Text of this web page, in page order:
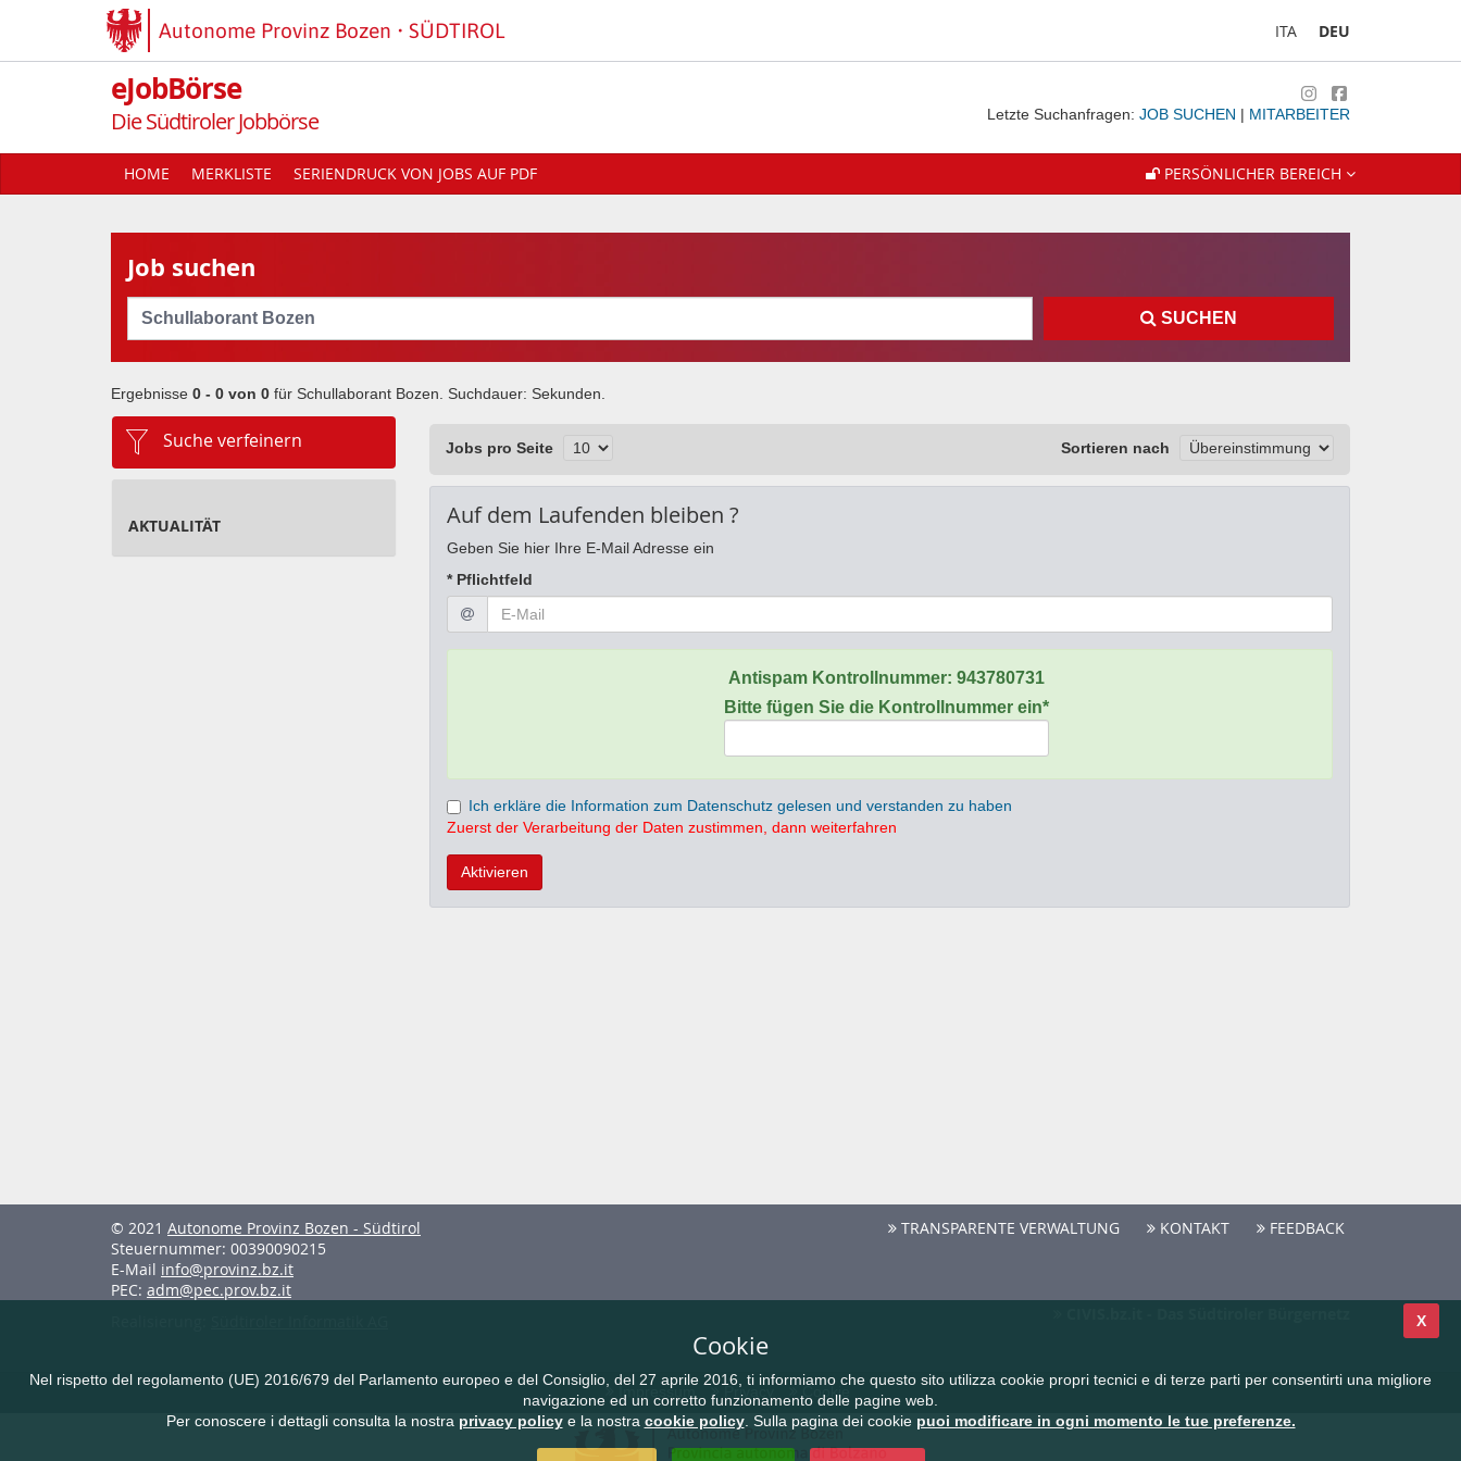
Autonome Provinz Bozen SÜDTIROL ITA DEU
eJobBörse
Die Südtiroler Jobbörse Letzte Suchanfragen: JOB SUCHEN | MITARBEITER
HOME MERKLISTE SERIENDRUCK VON JOBS AUF PDF PERSÖNLICHER BEREICH
Job suchen
SUCHEN
Ergebnisse 0 - 0 von 0 für Schullaborant Bozen . Suchdauer: Sekunden.
Suche verfeinern
AKTUALITÄT
Jobs pro Seite Sortieren nach
Auf dem Laufenden bleiben ?
Geben Sie hier Ihre E-Mail Adresse ein
* Pflichtfeld
Antispam Kontrollnummer:943780731
Bitte fügen Sie die Kontrollnummer ein*
Ich erkläre die Information zum Datenschutz gelesen und verstanden zu haben
Zuerst der Verarbeitung der Daten zustimmen, dann weiterfahren
Aktivieren
© 2021 Autonome Provinz Bozen - Südtirol
Steuernummer: 00390090215
E-Mail info@provinz.bz.it
PEC: adm@pec.prov.bz.it
TRANSPARENTE VERWALTUNG KONTAKT FEEDBACK
Impressum Privacy Cookie
X
Cookie
Nel rispetto del regolamento (UE) 2016/679 del Parlamento europeo e del Consiglio, del 27 aprile 2016, ti informiamo che questo sito utilizza cookie propri tecnici e di terze parti per consentirti una migliore
navigazione ed un corretto funzionamento delle pagine web.
Per conoscere i dettagli consulta la nostra privacy policye la nostra cookie policy. Sulla pagina dei cookie puoi modificare in ogni momento le tue preferenze.